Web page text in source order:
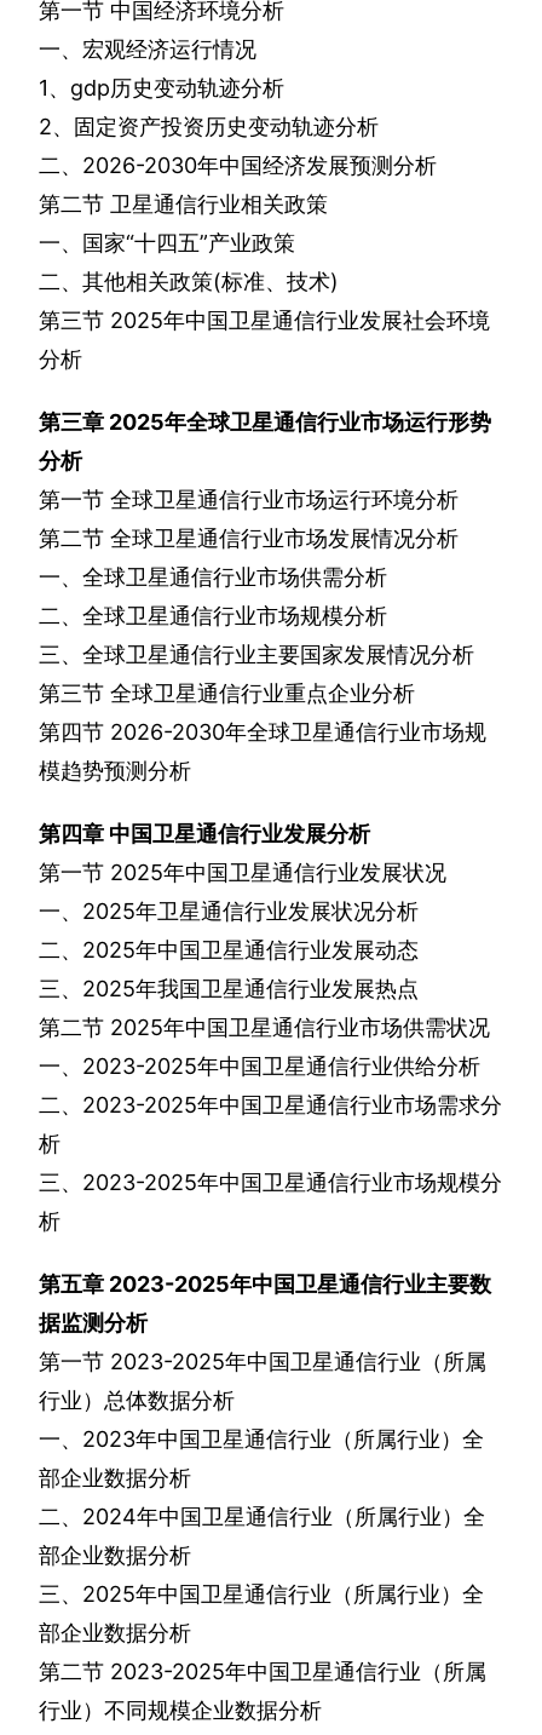
第一节 中国经济环境分析
一、宏观经济运行情况
1、 gdp历史变动轨迹分析
2、固定资产投资历史变动轨迹分析
二、 2026-2030年中国经济发展预测分析
第二节 卫星通信行业相关政策
一、国家“十四五”产业政策
二、其他相关政策(标准、技术)
第三节 2025年中国卫星通信行业发展社会环境
分析
第三章 2025年全球卫星通信行业市场运行形势
分析
第一节 全球卫星通信行业市场运行环境分析
第二节 全球卫星通信行业市场发展情况分析
一、全球卫星通信行业市场供需分析
二、全球卫星通信行业市场规模分析
三、全球卫星通信行业主要国家发展情况分析
第三节 全球卫星通信行业重点企业分析
第四节 2026-2030年全球卫星通信行业市场规
模趋势预测分析
第四章 中国卫星通信行业发展分析
第一节 2025年中国卫星通信行业发展状况
一、 2025年卫星通信行业发展状况分析
二、 2025年中国卫星通信行业发展动态
三、 2025年我国卫星通信行业发展热点
第二节 2025年中国卫星通信行业市场供需状况
一、 2023-2025年中国卫星通信行业供给分析
二、 2023-2025年中国卫星通信行业市场需求分
析
三、 2023-2025年中国卫星通信行业市场规模分
析
第五章 2023-2025年中国卫星通信行业主要数
据监测分析
第一节 2023-2025年中国卫星通信行业（所属
行业）总体数据分析
一、 2023年中国卫星通信行业（所属行业）全
部企业数据分析
二、 2024年中国卫星通信行业（所属行业）全
部企业数据分析
三、 2025年中国卫星通信行业（所属行业）全
部企业数据分析
第二节 2023-2025年中国卫星通信行业（所属
行业）不同规模企业数据分析